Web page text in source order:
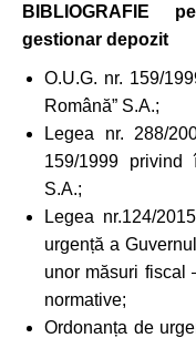
BIBLIOGRAFIE
gestionar depozit
O.U.G. nr. 159/
Română” S.A.;
Legea nr. 288/
159/1999 privind
S.A.;
Legea nr.124/
urgență a
unor măsuri fiscal
normative;
Ordonanța de